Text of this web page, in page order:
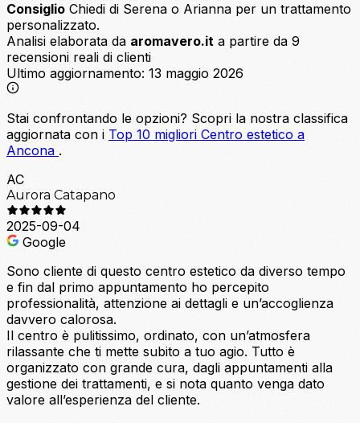
Consiglio Chiedi di Serena o Arianna per un trattamento
personalizzato.
Analisi elaborata da aromavero.it a partire da 9
recensioni reali di clienti
Ultimo aggiornamento: 13 maggio 2026
Stai confrontando le opzioni? Scopri la nostra classifica
aggiornata con i Top 10 migliori Centro estetico a
Ancona .
AC
Aurora Catapano
2025-09-04
Google
Sono cliente di questo centro estetico da diverso tempo
e fin dal primo appuntamento ho percepito
professionalità, attenzione ai dettagli e un’accoglienza
davvero calorosa.
Il centro è pulitissimo, ordinato, con un’atmosfera
rilassante che ti mette subito a tuo agio. Tutto è
organizzato con grande cura, dagli appuntamenti alla
gestione dei trattamenti, e si nota quanto venga dato
valore all’esperienza del cliente.